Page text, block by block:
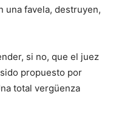
una favela, destruyen,
si no, que el juez
propuesto por
total vergüenza